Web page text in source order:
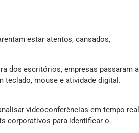
estar atentos, cansados,
dos escritórios, empresas passaram a
teclado, mouse e atividade digital.
videoconferências em tempo real
corporativos para identificar o